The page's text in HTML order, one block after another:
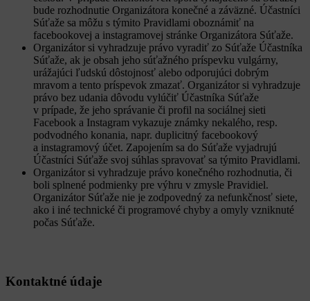
bude rozhodnutie Organizátora konečné a záväzné. Účastníci
Súťaže sa môžu s týmito Pravidlami oboznámiť na
facebookovej a instagramovej stránke Organizátora Súťaže.
Organizátor si vyhradzuje právo vyradiť zo Súťaže Účastníka
Súťaže, ak je obsah jeho súťažného príspevku vulgárny,
urážajúci ľudskú dôstojnosť alebo odporujúci dobrým
mravom a tento príspevok zmazať. Organizátor si vyhradzuje
právo bez udania dôvodu vylúčiť Účastníka Súťaže
v prípade, že jeho správanie či profil na sociálnej sieti
Facebook a Instagram vykazuje známky nekalého, resp.
podvodného konania, napr. duplicitný facebookový
a instagramový účet. Zapojením sa do Súťaže vyjadrujú
Účastníci Súťaže svoj súhlas spravovať sa týmito Pravidlami.
Organizátor si vyhradzuje právo konečného rozhodnutia, či
boli splnené podmienky pre výhru v zmysle Pravidiel.
Organizátor Súťaže nie je zodpovedný za nefunkčnosť siete,
ako i iné technické či programové chyby a omyly vzniknuté
počas Súťaže.
Kontaktné údaje